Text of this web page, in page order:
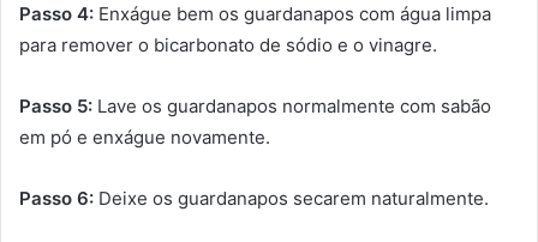
Passo 4: Enxágue bem os guardanapos com água limpa
para remover o bicarbonato de sódio e o vinagre.
Passo 5: Lave os guardanapos normalmente com sabão
em pó e enxágue novamente.
Passo 6: Deixe os guardanapos secarem naturalmente.